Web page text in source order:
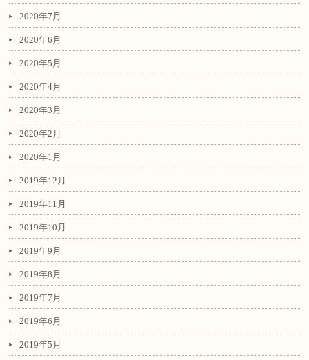
2020年7月
2020年6月
2020年5月
2020年4月
2020年3月
2020年2月
2020年1月
2019年12月
2019年11月
2019年10月
2019年9月
2019年8月
2019年7月
2019年6月
2019年5月